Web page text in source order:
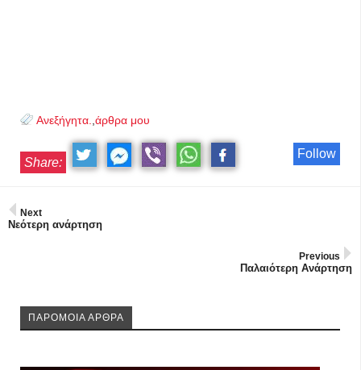
Ανεξήγητα. άρθρα μου
Follow
Share:
Next
Νεότερη ανάρτηση
Previous
Παλαιότερη Ανάρτηση
ΠΑΡΟΜΟΙΑ ΑΡΘΡΑ